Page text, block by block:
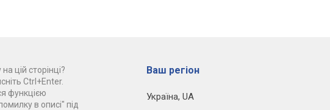
цій сторінці?
Ctrl+Enter.
функцією
в описі" під
Ваш регіон
Україна, UA